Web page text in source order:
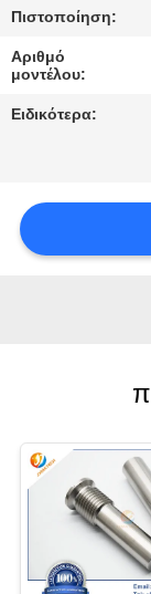
ΕΙΔΉΣΕΙΣ
ΈΝΑ
PRIVACY
Πιστοποίηση:
Αριθμό
μοντέλου:
Ειδικότερα: